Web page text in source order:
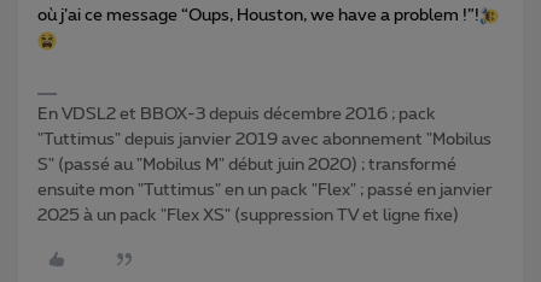
où j’ai ce message “Oups, Houston, we have a problem !”!
En VDSL2 et BBOX-3 depuis décembre 2016 ; pack
"Tuttimus" depuis janvier 2019 avec abonnement "Mobilus
S" (passé au "Mobilus M" début juin 2020) ; transformé
ensuite mon "Tuttimus" en un pack "Flex" ; passé en janvier
2025 à un pack "Flex XS" (suppression TV et ligne fixe)